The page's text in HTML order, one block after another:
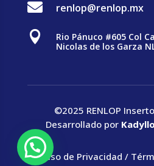
 renlop@renlop.mx

Rio Pánuco #605 Col
Nicolas de los Garza
©2025 RENLOP
Desarrollado por
Aviso de Privacidad /